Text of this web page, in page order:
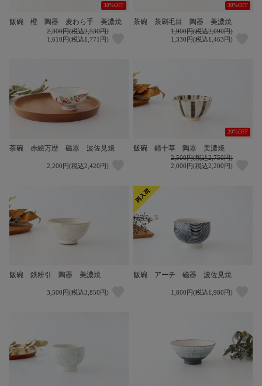
30%OFF
飯碗 橙 陶器 麦わら手 美濃焼
2,300円(税込2,530円)
1,610円(税込1,771円)
30%OFF
茶碗 茶刷毛目 陶器 美濃焼
1,900円(税込2,090円)
1,330円(税込1,463円)
茶碗 赤絵万歴 磁器 波佐見焼
2,200円(税込2,420円)
20%OFF
飯碗 錆十草 陶器 美濃焼
2,500円(税込2,750円)
2,000円(税込2,200円)
飯碗 鉄粉引 陶器 美濃焼
3,500円(税込3,850円)
飯碗 アーチ 磁器 波佐見焼
1,800円(税込1,980円)